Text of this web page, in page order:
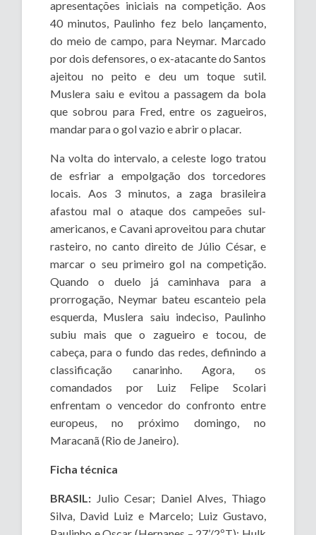
apresentações iniciais na competição. Aos
40 minutos, Paulinho fez belo lançamento,
do meio de campo, para Neymar. Marcado
por dois defensores, o ex-atacante do Santos
ajeitou no peito e deu um toque sutil.
Muslera saiu e evitou a passagem da bola
que sobrou para Fred, entre os zagueiros,
mandar para o gol vazio e abrir o placar.
Na volta do intervalo, a celeste logo tratou
de esfriar a empolgação dos torcedores
locais. Aos 3 minutos, a zaga brasileira
afastou mal o ataque dos campeões sul-
americanos, e Cavani aproveitou para chutar
rasteiro, no canto direito de Júlio César, e
marcar o seu primeiro gol na competição.
Quando o duelo já caminhava para a
prorrogação, Neymar bateu escanteio pela
esquerda, Muslera saiu indeciso, Paulinho
subiu mais que o zagueiro e tocou, de
cabeça, para o fundo das redes, definindo a
classificação canarinho. Agora, os
comandados por Luiz Felipe Scolari
enfrentam o vencedor do confronto entre
europeus, no próximo domingo, no
Maracanã (Rio de Janeiro).
Ficha técnica
BRASIL: Julio Cesar; Daniel Alves, Thiago
Silva, David Luiz e Marcelo; Luiz Gustavo,